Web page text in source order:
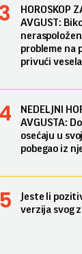
HOROSKOP
AVGUST:
probleme na
privući
NEDELJNI
AVGUSTA:
osećaju u
pobegao iz
Jeste li
verzija svog